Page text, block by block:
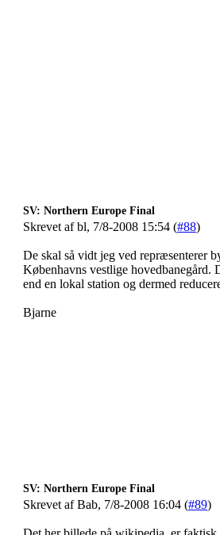
SV: Northern Europe Final
Skrevet af bl, 7/8-2008 15:54 (#88)
De skal så vidt jeg ved repræsenterer
Københavns vestlige hovedbanegård.
end en lokal station og dermed
Bjarne
SV: Northern Europe Final
Skrevet af Bab, 7/8-2008 16:04 (#89)